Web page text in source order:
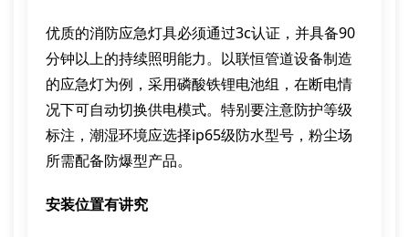
优质的消防应急灯具必须通过3c认证，并具备90
分钟以上的持续照明能力。以联恒管道设备制造
的应急灯为例，采用磷酸铁锂电池组，在断电情
况下可自动切换供电模式。特别要注意防护等级
标注，潮湿环境应选择ip65级防水型号，粉尘场
所需配备防爆型产品。
安装位置有讲究